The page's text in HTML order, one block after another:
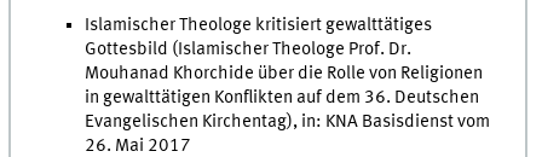
Islamischer Theologe kritisiert gewalttätiges
Gottesbild (Islamischer Theologe Prof. Dr.
Mouhanad Khorchide über die Rolle von Religionen
in gewalttätigen Konflikten auf dem 36. Deutschen
Evangelischen Kirchentag), in: KNA Basisdienst vom
26. Mai 2017